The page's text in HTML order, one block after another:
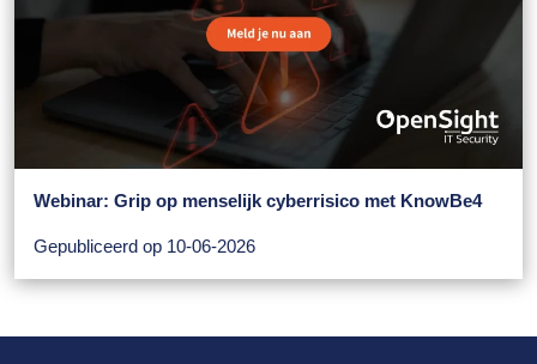
Webinar: Grip op menselijk cyberrisico met KnowBe4
Gepubliceerd op 10-06-2026